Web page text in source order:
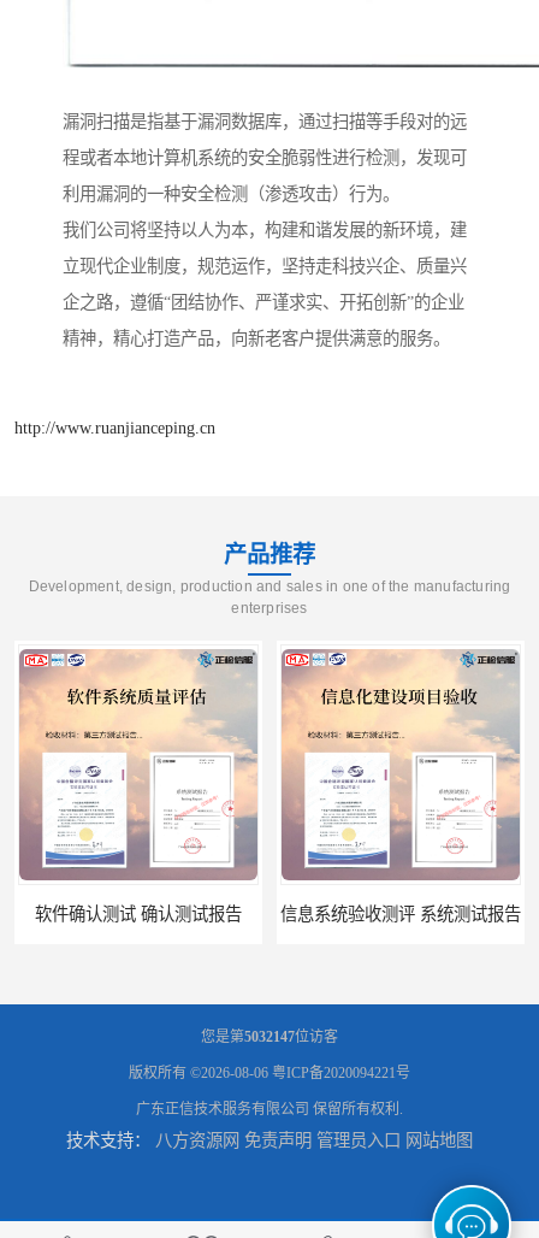
漏洞扫描是指基于漏洞数据库，通过扫描等手段对的远
程或者本地计算机系统的安全脆弱性进行检测，发现可
利用漏洞的一种安全检测（渗透攻击）行为。
我们公司将坚持以人为本，构建和谐发展的新环境，建
立现代企业制度，规范运作，坚持走科技兴企、质量兴
企之路，遵循“团结协作、严谨求实、开拓创新”的企业
精神，精心打造产品，向新老客户提供满意的服务。
http://www.ruanjianceping.cn
产品推荐
Development, design, production and sales in one of the manufacturing
enterprises
软件确认测试 确认测试报告 信息系统验收测评 系统测试报告
政务系统验收测试 软件测试报告 软件系统验收测试？软件验收测评的标准及政策依据？软件验收测评服务内容？
您是第5032147位访客
版权所有 ©2026-08-06 粤ICP备2020094221号
广东正信技术服务有限公司 保留所有权利.
技术支持： 八方资源网 免责声明 管理员入口 网站地图